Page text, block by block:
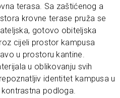
terasa. Sa zaštićenog a
krovne terase pruža se
gotovo obiteljska
cijeli prostor kampusa
u prostoru kantine.
u oblikovanju svih
identitet kampusa u
podloga.